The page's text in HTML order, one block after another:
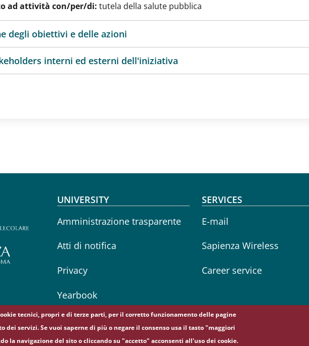
ad attività con/per/di: tutela della salute pubblica
degli obiettivi e delle azioni
interni ed esterni dell'iniziativa
Footer menu
UNIVERSITY
Amministrazione trasparente
Atti di notifica
Privacy
Yearbook
SERVICES
E-mail
Sapienza Wireless
Career service
tecnici, propri e di terze parti, per il corretto funzionamento delle pagine
dei servizi. Se vuoi saperne di più o negare il consenso usa il tasto "maggiori
la navigazione del sito o cliccando su "accetto" acconsenti all'uso dei cookie.